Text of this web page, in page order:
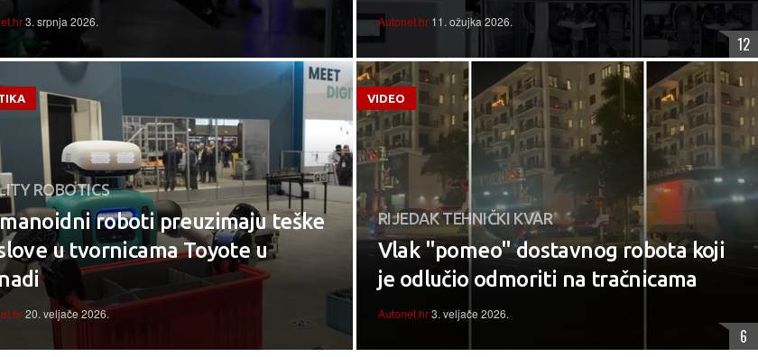
3. srpnja 2026. Autonet.hr 11. ožujka 2026.
12
ROBOTICS
roboti preuzimaju teške
u tvornicama Toyote u
20. veljače 2026.
VIDEO
RIJEDAK TEHNIČKI KVAR
Vlak "pomeo" dostavnog robota koji
je odlučio odmoriti na tračnicama
Autonet.hr3. veljače 2026.
6